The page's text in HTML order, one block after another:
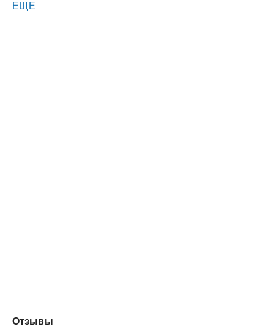
криминального авторитета, вступить в борьбу за
ЕЩЕ
Отзывы